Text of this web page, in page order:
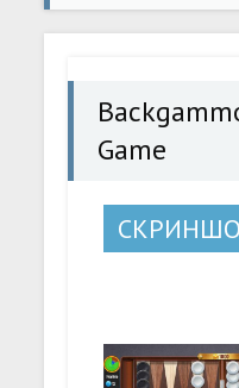
Backgammon Plus -
Game